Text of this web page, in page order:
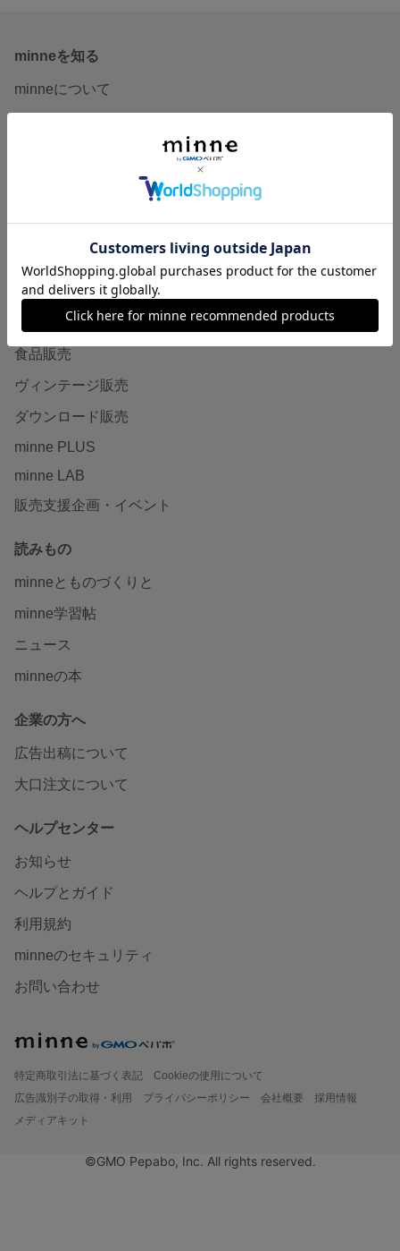
minneを知る
minneについて
作品販売について
minneで売りたい
食品販売
ヴィンテージ販売
ダウンロード販売
minne PLUS
minne LAB
販売支援企画・イベント
読みもの
minneとものづくりと
minne学習帖
ニュース
minneの本
企業の方へ
広告出稿について
大口注文について
ヘルプセンター
お知らせ
ヘルプとガイド
利用規約
minneのセキュリティ
お問い合わせ
特定商取引法に基づく表記
Cookieの使用について
広告識別子の取得・利用
プライバシーポリシー 会社概要
採用情報
メディアキット
©GMO Pepabo, Inc. All rights reserved.